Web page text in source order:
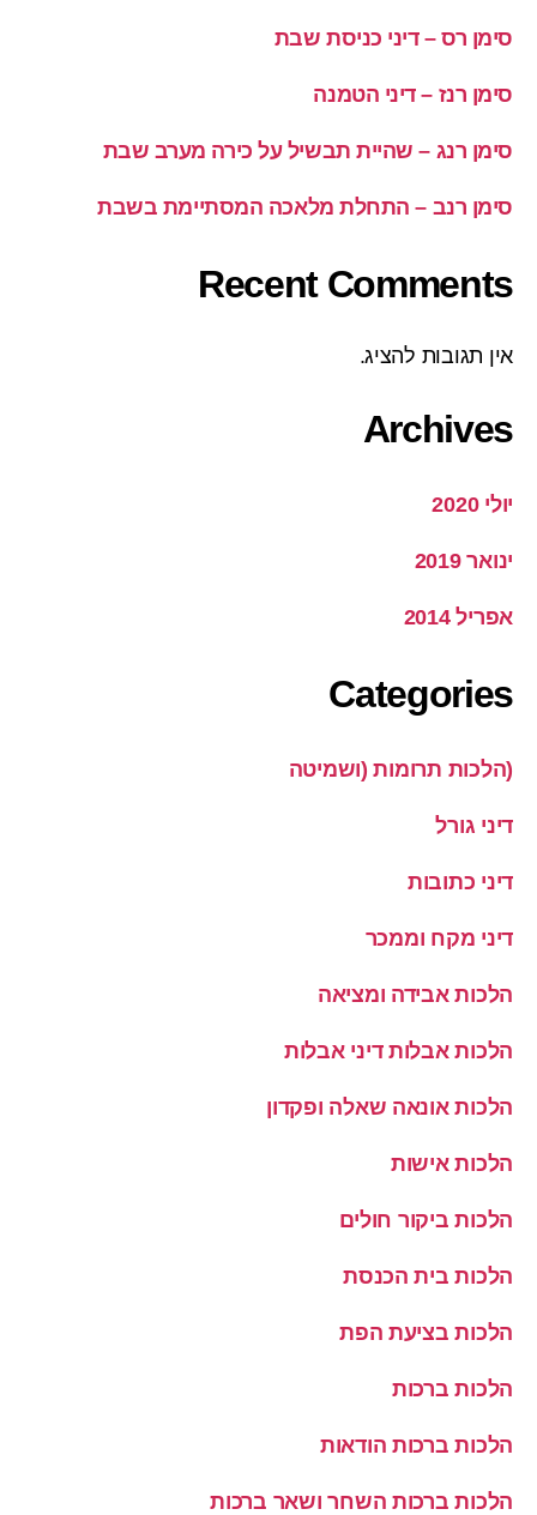
סימן רס – דיני כניסת שבת
סימן רנז – דיני הטמנה
סימן רנג – שהיית תבשיל על כירה מערב שבת
סימן רנב – התחלת מלאכה המסתיימת בשבת
Recent Comments
אין תגובות להציג.
Archives
יולי 2020
ינואר 2019
אפריל 2014
Categories
(הלכות תרומות (ושמיטה
דיני גורל
דיני כתובות
דיני מקח וממכר
הלכות אבידה ומציאה
הלכות אבלות דיני אבלות
הלכות אונאה שאלה ופקדון
הלכות אישות
הלכות ביקור חולים
הלכות בית הכנסת
הלכות בציעת הפת
הלכות ברכות
הלכות ברכות הודאות
הלכות ברכות השחר ושאר ברכות